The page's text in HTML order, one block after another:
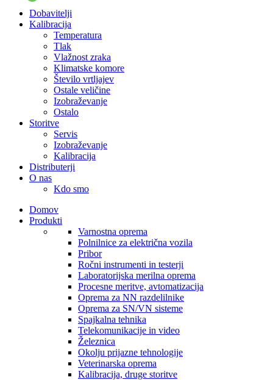
Dobavitelji
Kalibracija
Temperatura
Tlak
Vlažnost zraka
Klimatske komore
Število vrtljajev
Ostale veličine
Izobraževanje
Ostalo
Storitve
Servis
Izobraževanje
Kalibracija
Distributerji
O nas
Kdo smo
Domov
Produkti
Varnostna oprema
Polnilnice za električna vozila
Pribor
Ročni instrumenti in testerji
Laboratorijska merilna oprema
Procesne meritve, avtomatizacija
Oprema za NN razdelilnike
Oprema za SN/VN sisteme
Spajkalna tehnika
Telekomunikacije in video
Železnica
Okolju prijazne tehnologije
Veterinarska oprema
Kalibracija, druge storitve